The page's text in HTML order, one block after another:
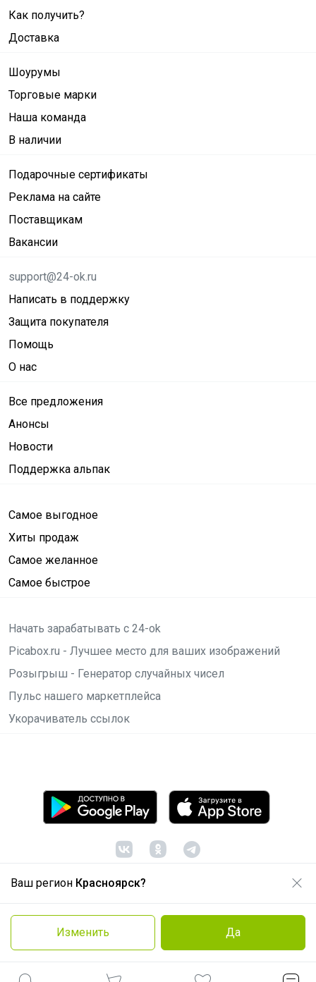
Ваш регион Красноярск?
Изменить Да
Как получить?
Доставка
Шоурумы
Торговые марки
Наша команда
В наличии
Подарочные сертификаты
Реклама на сайте
Поставщикам
Вакансии
support@24-ok.ru
Написать в поддержку
Защита покупателя
Помощь
О нас
Все предложения
Анонсы
Новости
Поддержка альпак
Самое выгодное
Хиты продаж
Самое желанное
Самое быстрое
Начать зарабатывать с 24-ok
Picabox.ru - Лучшее место для ваших изображений
Розыгрыш - Генератор случайных чисел
Пульс нашего маркетплейса
Укорачиватель ссылок
© ООО "Лявита", ОГРН 1122468054070, 2012 -2026
Политика конфиденциальности
Cоглашение пользователя